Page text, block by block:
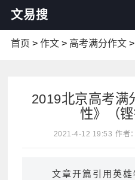
文易搜
首页 > 作文> 高考满分作文>
2019北京高考满
性》（铿
2021-4-12 19:53 作者
文章开篇引用英